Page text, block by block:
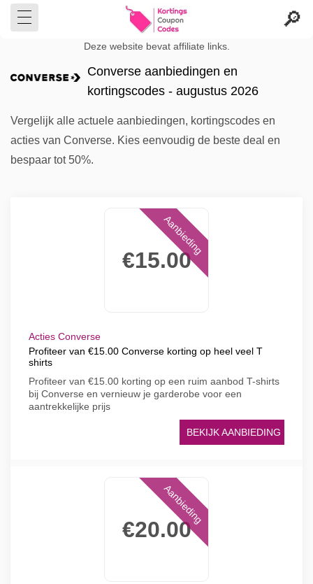
Deze website bevat affiliate links.
Converse aanbiedingen en
kortingscodes - augustus 2026
Vergelijk alle actuele aanbiedingen, kortingscodes en
acties van Converse. Kies eenvoudig de beste deal en
bespaar tot 50%.
€15.00
Aanbieding
Acties Converse
Profiteer van €15.00 Converse korting op heel veel T
shirts
Profiteer van €15.00 korting op een ruim aanbod T-shirts
bij Converse en vernieuw je garderobe voor een
aantrekkelijke prijs
BEKIJK AANBIEDING
€20.00
Aanbieding